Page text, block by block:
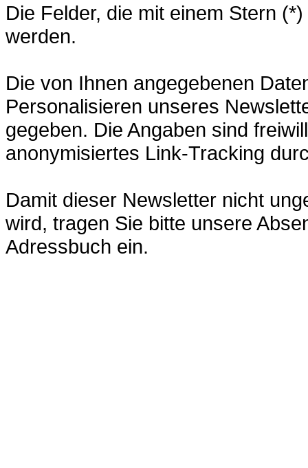
Die Felder, die mit einem Stern
werden.
Die von Ihnen angegebenen
Personalisieren unseres
gegeben. Die Angaben sind
anonymisiertes Link-Tracking
Damit dieser Newsletter nicht
wird, tragen Sie bitte unsere
Adressbuch ein.